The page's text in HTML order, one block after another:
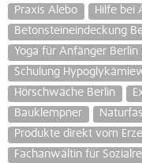
Praxis Alebo
Hilfe bei
Betonsteineindeckung
Yoga für Anfänger Berlin
Schulung
Hörschwäche Berlin
Bauklempner
Produkte direkt vom
Fachanwältin für